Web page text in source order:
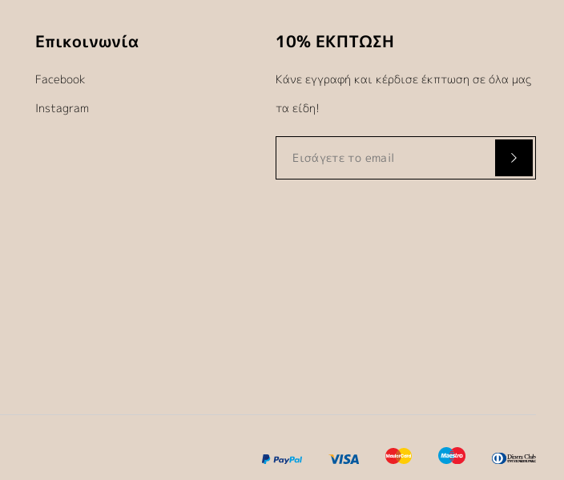
Επικοινωνία
Facebook
Instagram
10% ΕΚΠΤΩΣΗ
Κάνε εγγραφή και κέρδισε έκπτωση σε όλα μας
τα είδη!